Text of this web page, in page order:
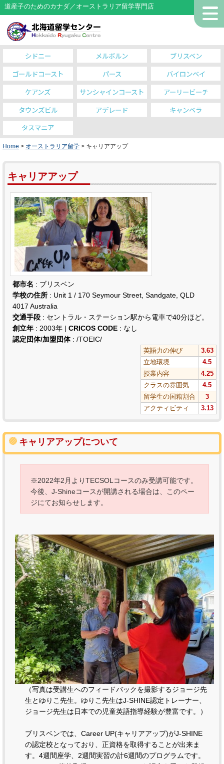
道産子のためのカナダ／オーストラリア留学専門店
シドニー メルボルン
ブリスベン
ゴールドコースト
パース
バイロンベイ
ケアンズ
サンシャインコースト
アーリービーチ
タウンズビル
アデレード
キャンベラ
タスマニア
Home > オーストラリア留学 > キャリアアップ
キャリアアップ
都市名 : ブリスベン
学校の住所 : Unit 1 / 170 Seymour Street, Sandgate, QLD
4017 Australia
交通手段 : セントラル・ステーション駅から電車で40分ほど。
創立年 : 2003年 |CRICOS CODE : なし
認定団体/加盟団体: /TOEIC/
英語力の伸び
3.63
立地環境
4.5
授業内容
4.25
クラスの雰囲気
4.5
留学生の国籍割合
3
アクティビティ
3.13
キャリアアップについて
※2022年2月よりTECSOLコースのみ受講可能です。
今後、J-Shineコースが開講される場合は、このペー
ジにてお知らせします。
（写真は受講生へのフィードバックを撮影するジョージ先
生とゆりこ先生。ゆりこ先生はJ-SHINE認定トレーナー、
ジョージ先生は日本での児童英語指導経験が豊富です。）
ブリスベンでは、Career UP(キャリアアップ)がJ-SHINE
の認定校となっており、正資格を取得することが出来ま
す。4週間座学、2週間実習の計6週間のプログラムです。